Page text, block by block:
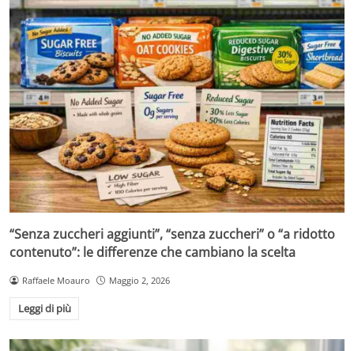
“Senza zuccheri aggiunti”, “senza zuccheri” o “a ridotto
contenuto”: le differenze che cambiano la scelta
Raffaele Moauro Maggio 2, 2026
Leggi di più